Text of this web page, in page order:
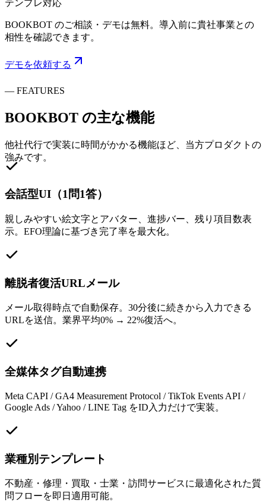
テンプレ対応
BOOKBOT のご相談・デモは無料。導入前に貴社事業との
相性を確認できます。
デモを依頼する
— FEATURES
BOOKBOT の主な機能
他社代行で実装に時間がかかる機能ほど、当方プロダクトの
強みです。
会話型UI（1問1答）
親しみやすい絵文字とアバター、進捗バー、残り項目数表
示。EFO理論に基づき完了率を最大化。
離脱者復活URLメール
メール取得時点で自動保存。30分後に続きから入力できる
URLを送信。業界平均0% → 22%復活へ。
全媒体タグ自動連携
Meta CAPI / GA4 Measurement Protocol / TikTok Events API /
Google Ads / Yahoo / LINE Tag をID入力だけで実装。
業種別テンプレート
不動産・修理・買取・士業・訪問サービスに最適化された質
問フローを即日適用可能。